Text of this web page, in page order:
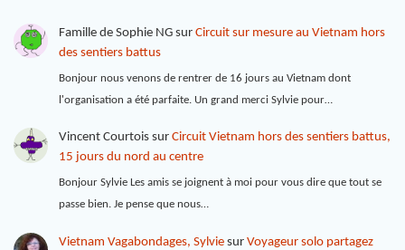
Famille de Sophie NGsur Circuit sur mesure au Vietnam hors
des sentiers battus
Bonjour nous venons de rentrer de 16 jours au Vietnam dont
l'organisation a été parfaite. Un grand merci Sylvie pour…
Vincent Courtoissur Circuit Vietnam hors des sentiers battus,
15 jours du nord au centre
Bonjour Sylvie Les amis se joignent à moi pour vous dire que tout se
passe bien. Je pense que nous…
Vietnam Vagabondages, Sylviesur Voyageur solo partagez